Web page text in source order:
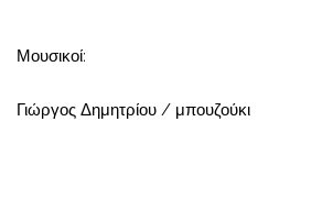
Μουσικοί:
Γιώργος Δημητρίου / μπουζούκι